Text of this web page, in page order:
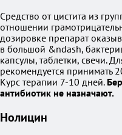
Средство от цистита из
отношении
дозировке препарат
в большой &ndash,
капсулы, таблетки, свечи.
рекомендуется принимать
Курс терапии 7-10 дней.
антибиотик не назначают.
Нолицин